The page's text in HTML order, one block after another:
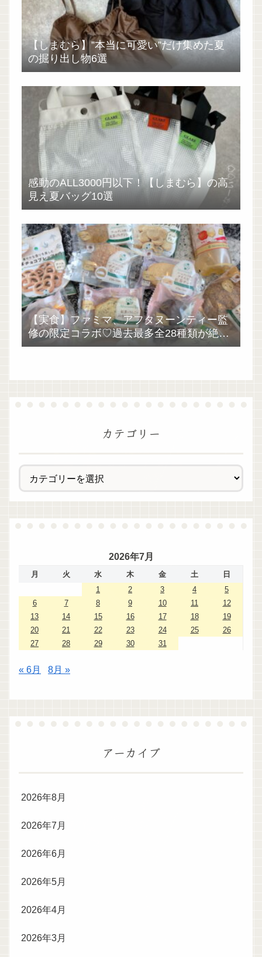
【しまむら】”本当に可愛い”だけ集めた夏
の掘り出し物6選
感動のALL3000円以下！【しまむら】の高
見え夏バッグ10選
【実食】ファミマ、アフタヌーンティー監
修の限定コラボ♡過去最多全28種類が絶品
過ぎた！
カテゴリー
2026年7月
月 火 水 木 金 土
日
1
2 3 4
5
6
7 8 9 10 11
12
13
14 15 16 17 18
19
20
21 22 23 24 25
26
27
28 29 30 31
« 6月 8月 »
アーカイブ
2026年8月
2026年7月
2026年6月
2026年5月
2026年4月
2026年3月